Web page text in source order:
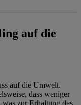
auf die
auf die Umwelt.
dass weniger
zur Erhaltung des